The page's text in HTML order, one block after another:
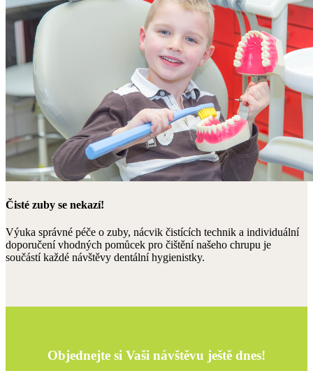
Čisté zuby se nekazí!
Výuka správné péče o zuby, nácvik čistících technik a individuální
doporučení vhodných pomůcek pro čištění našeho chrupu je
součástí každé návštěvy dentální hygienistky.
Objednejte si Vaši návštěvu ještě dnes!